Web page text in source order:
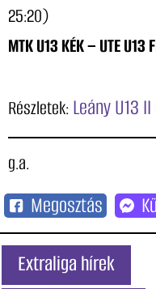
25:20)
MTK U13 KÉK – UTE U13
Részletek: Leány U13
g.a.
Megosztás
Extraliga hírek